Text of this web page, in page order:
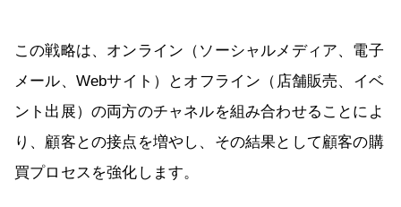
この戦略は、オンライン（ソーシャルメディア、電子
メール、Webサイト）とオフライン（店舗販売、イベ
ント出展）の両方のチャネルを組み合わせることによ
り、顧客との接点を増やし、その結果として顧客の購
買プロセスを強化します。